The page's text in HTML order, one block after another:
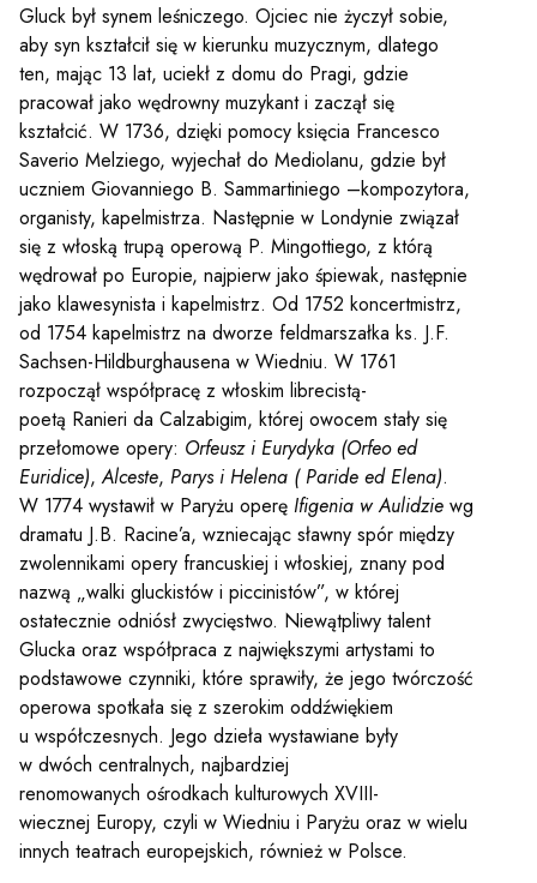
Gluck był synem leśniczego. Ojciec nie życzył sobie,
aby syn kształcił się w kierunku muzycznym, dlatego
ten, mając 13 lat, uciekł z domu do Pragi, gdzie
pracował jako wędrowny muzykant i zaczął się
kształcić. W 1736, dzięki pomocy księcia Francesco
Saverio Melziego, wyjechał do Mediolanu, gdzie był
uczniem Giovanniego B. Sammartiniego –kompozytora,
organisty, kapelmistrza. Następnie w Londynie związał
się z włoską trupą operową P. Mingottiego, z którą
wędrował po Europie, najpierw jako śpiewak, następnie
jako klawesynista i kapelmistrz. Od 1752 koncertmistrz,
od 1754 kapelmistrz na dworze feldmarszałka ks. J.F.
Sachsen-Hildburghausena w Wiedniu. W 1761
rozpoczął współpracę z włoskim librecistą-
poetą Ranieri da Calzabigim, której owocem stały się
przełomowe opery: Orfeusz i Eurydyka (Orfeo ed
Euridice),Alceste, Parys i Helena ( Paride ed Elena).
W 1774 wystawił w Paryżu operę Ifigenia w Aulidzie wg
dramatu J.B. Racine’a, wzniecając sławny spór między
zwolennikami opery francuskiej i włoskiej, znany pod
nazwą „walki gluckistów i piccinistów”, w której
ostatecznie odniósł zwycięstwo. Niewątpliwy talent
Glucka oraz współpraca z największymi artystami to
podstawowe czynniki, które sprawiły, że jego twórczość
operowa spotkała się z szerokim oddźwiękiem
u współczesnych. Jego dzieła wystawiane były
w dwóch centralnych, najbardziej
renomowanych ośrodkach kulturowych XVIII-
wiecznej Europy, czyli w Wiedniu i Paryżu oraz w wielu
innych teatrach europejskich, również w Polsce.